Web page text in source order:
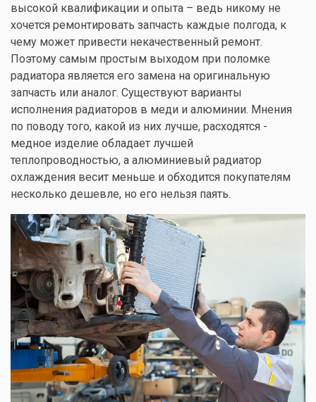
высокой квалификации и опыта – ведь никому не
хочется ремонтировать запчасть каждые полгода, к
чему может привести некачественный ремонт.
Поэтому самым простым выходом при поломке
радиатора является его замена на оригинальную
запчасть или аналог. Существуют варианты
исполнения радиаторов в меди и алюминии. Мнения
по поводу того, какой из них лучше, расходятся -
медное изделие обладает лучшей
теплопроводностью, а алюминиевый радиатор
охлаждения весит меньше и обходится покупателям
несколько дешевле, но его нельзя паять.